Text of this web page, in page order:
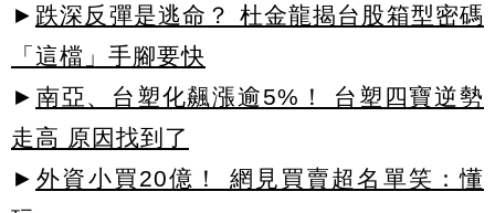
► 跌深反彈是逃命？ 杜金龍揭台股箱型密碼
「這檔」手腳要快
► 南亞、台塑化飆漲逾5%！ 台塑四寶逆勢
走高 原因找到了
► 外資小買20億！ 網見買賣超名單笑：懂